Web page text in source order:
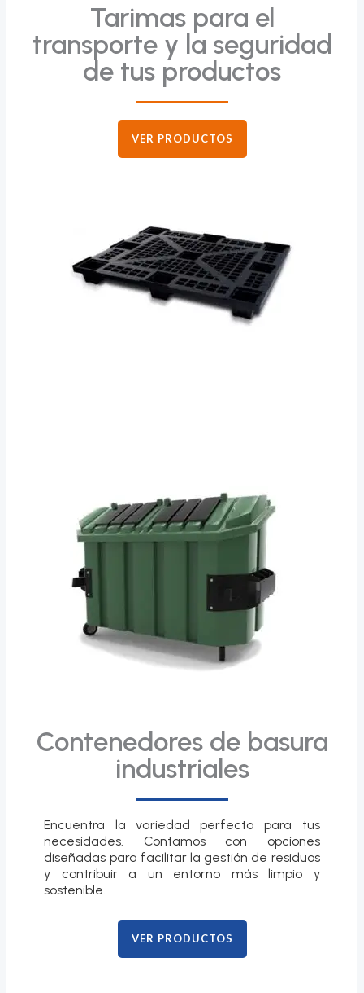
Tarimas para el
transporte y la seguridad
de tus productos
VER PRODUCTOS
Contenedores de basura
industriales
Encuentra la variedad perfecta para tus
necesidades. Contamos con opciones
diseñadas para facilitar la gestión de residuos
y contribuir a un entorno más limpio y
sostenible.
VER PRODUCTOS